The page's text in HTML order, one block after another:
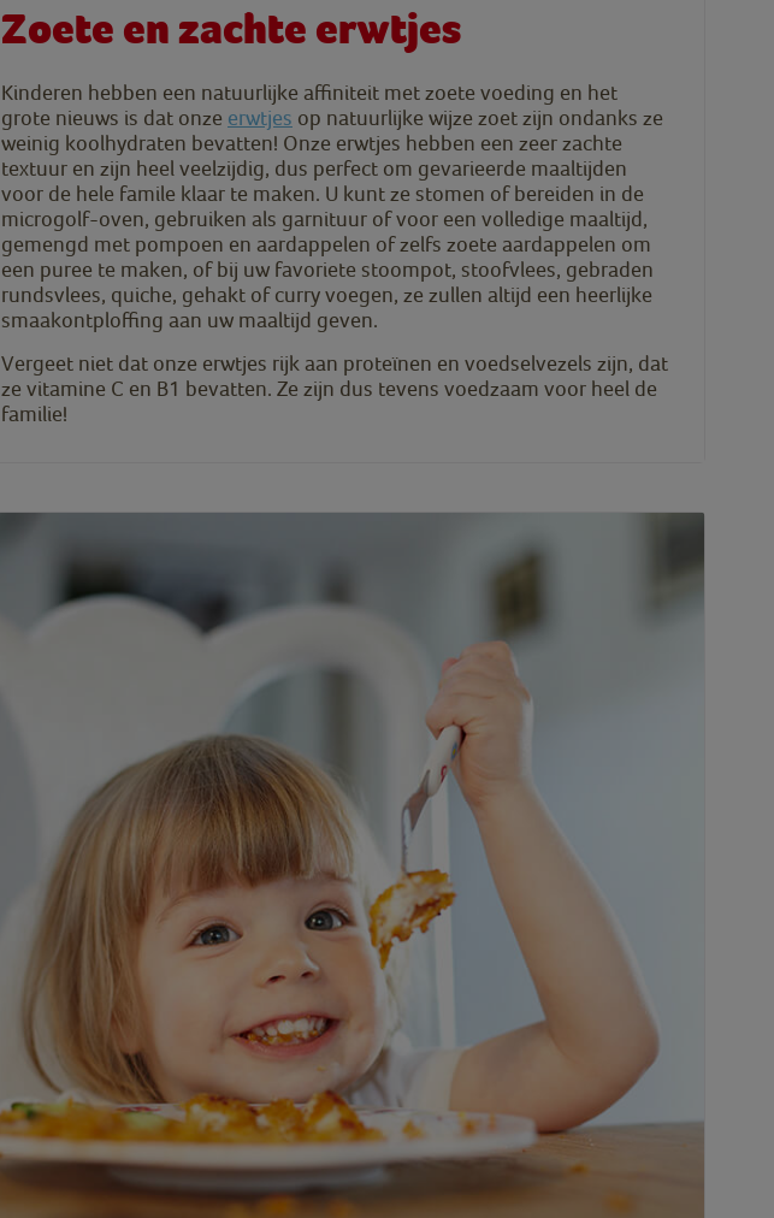
Zoete en zachte erwtjes
Kinderen hebben een natuurlijke affiniteit met zoete voeding en het
grote nieuws is dat onze erwtjes op natuurlijke wijze zoet zijn ondanks ze
weinig koolhydraten bevatten! Onze erwtjes hebben een zeer zachte
textuur en zijn heel veelzijdig, dus perfect om gevarieerde maaltijden
voor de hele famile klaar te maken. U kunt ze stomen of bereiden in de
microgolf-oven, gebruiken als garnituur of voor een volledige maaltijd,
gemengd met pompoen en aardappelen of zelfs zoete aardappelen om
een puree te maken, of bij uw favoriete stoompot, stoofvlees, gebraden
rundsvlees, quiche, gehakt of curry voegen, ze zullen altijd een heerlijke
smaakontploffing aan uw maaltijd geven.
Vergeet niet dat onze erwtjes rijk aan proteïnen en voedselvezels zijn, dat
ze vitamine C en B1 bevatten. Ze zijn dus tevens voedzaam voor heel de
familie!